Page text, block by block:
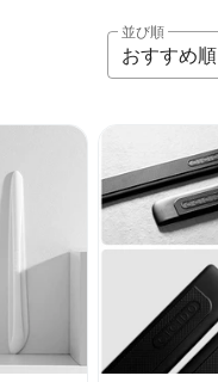
並び順
おすすめ順